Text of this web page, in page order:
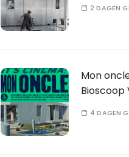
2 DAGEN
Mon
4 DAGEN